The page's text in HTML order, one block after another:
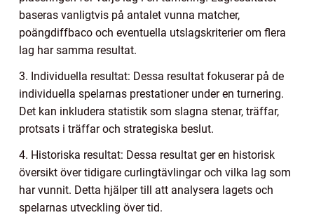
baseras vanligtvis på antalet vunna matcher,
poängdiffbaco och eventuella utslagskriterier om flera
lag har samma resultat.
3. Individuella resultat: Dessa resultat fokuserar på de
individuella spelarnas prestationer under en turnering.
Det kan inkludera statistik som slagna stenar, träffar,
protsats i träffar och strategiska beslut.
4. Historiska resultat: Dessa resultat ger en historisk
översikt över tidigare curlingtävlingar och vilka lag som
har vunnit. Detta hjälper till att analysera lagets och
spelarnas utveckling över tid.